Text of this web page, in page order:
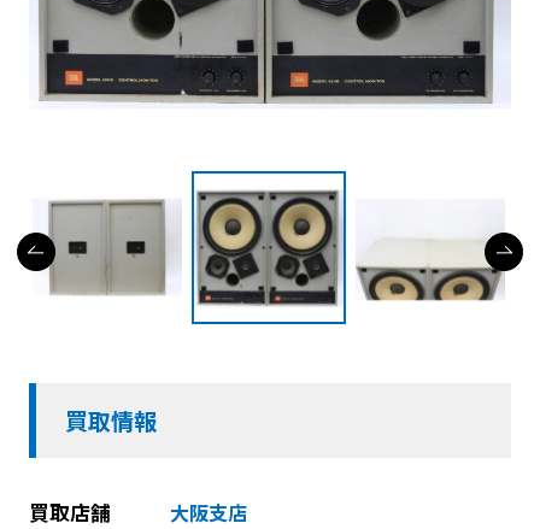
買取情報
買取店舗 大阪支店